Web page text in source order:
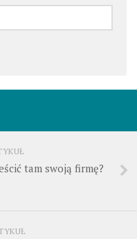
tam swoją firmę?